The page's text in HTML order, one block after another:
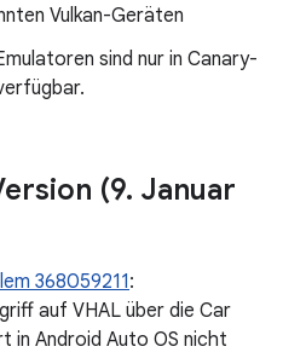
Vulkan-Geräten
sind nur in Canary-
(9. Januar
368059211:
auf VHAL über die Car
in Android Auto OS nicht